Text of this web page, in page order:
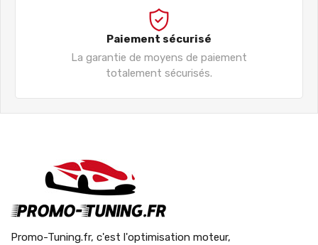
Paiement sécurisé
La garantie de moyens de paiement
totalement sécurisés.
Promo-Tuning.fr, c'est l'optimisation moteur,